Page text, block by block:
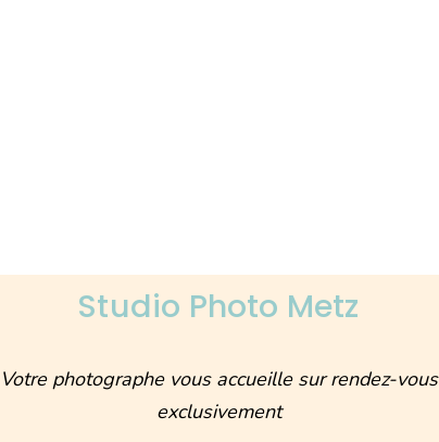
Studio Photo Metz
Votre photographe vous accueille sur rendez-vous
exclusivement